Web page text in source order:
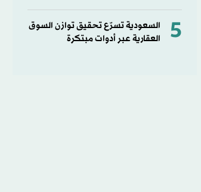
5
السعودية تسرّع تحقيق توازن السوق
العقارية عبر أدوات مبتكرة